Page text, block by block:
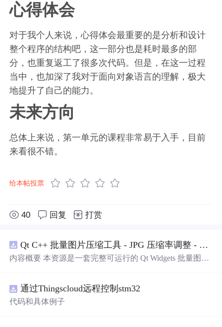
心得体会
对于我个人来说，心得体会最重要的是分析和设计
整个程序的结构吧，这一部分也是耗时最多的部
分，也重复返工了很多次代码。但是，在这一过程
当中，也加深了我对于面向对象语言的理解，极大
地提升了自己的能力。
未来方向
总体上来说，第一单元的课程非常易于入手，目前
来看很不错。
给本帖投票
40 回复 打赏
Qt C++ 批量图片压缩工具 - JPG 压缩率调整 - 批量修改分辨率 - 本地图片批处理（源码）
内容概要 本资源是一套完整可运行的 Qt Widgets 批量图片
张图片、直接读取整个文件夹内所有 JPG/PNG 图像，可自
定义输出图片分辨率、调节 JPG0~100 区间压缩质量，自
通过Thingscloud远程控制stm32
代码和具体例子